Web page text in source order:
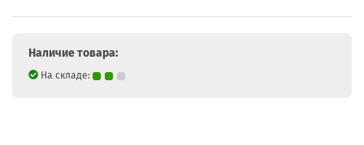
Наличие товара:
На складе: